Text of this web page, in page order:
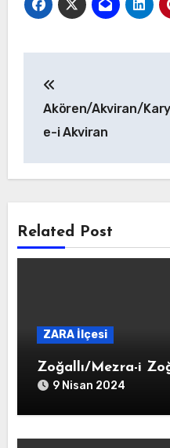
gezinmesi
Akören/Akviran/Kary
e-i Akviran
Related Post
ZARA İlçesi
Zoğallı/Mezra-i
9 Nisan 2024